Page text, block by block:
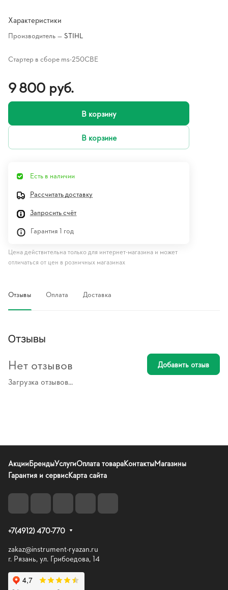
Характеристики
Производитель — STIHL
Стартер в сборе ms-250CBE
9 800 руб.
В корзину
В корзине
Есть в наличии
Рассчитать доставку
Запросить счёт
Гарантия 1 год
Цена действительна только для интернет-магазина и может
отличаться от цен в розничных магазинах
Отзывы Оплата Доставка
Отзывы
Загрузка отзывов...
Нет отзывов Добавить отзыв
АкцииБрендыУслугиОплата товараКонтактыМагазины
Гарантия и сервисКарта сайта
+7(4912) 470-770
zakaz@instrument-ryazan.ru
г. Рязань, ул. Грибоедова, 14